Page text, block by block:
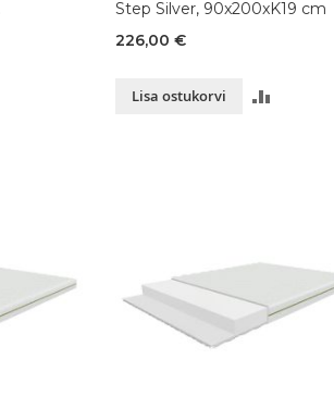
Step Silver, 90x200xK19 cm
226,00 €
Lisa ostukorvi